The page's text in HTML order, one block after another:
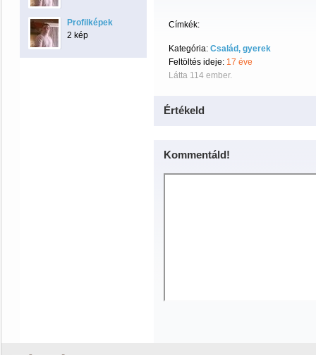
Profilképek
2 kép
Címkék:
Kategória: Család, gyerek
Feltöltés ideje: 17 éve
Látta 114 ember.
Értékeld
Kommentáld!